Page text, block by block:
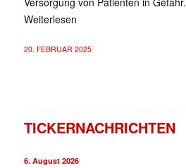
Weiterlesen
20. FEBRUAR 2025
TICKERNACHRICHTEN
6. August 2026